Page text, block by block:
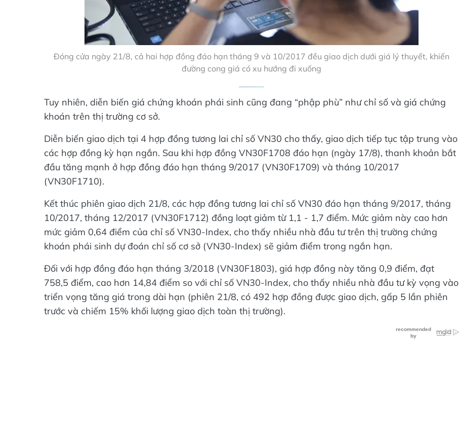
Đóng cửa ngày 21/8, cả hai hợp đồng đáo hạn tháng 9 và 10/2017 đều giao dịch dưới giá lý thuyết, khiến
đường cong giá có xu hướng đi xuống
Tuy nhiên, diễn biến giá chứng khoán phái sinh cũng đang “phập phù” như chỉ số và giá chứng
khoán trên thị trường cơ sở.
Diễn biến giao dịch tại 4 hợp đồng tương lai chỉ số VN30 cho thấy, giao dịch tiếp tục tập trung vào
các hợp đồng kỳ hạn ngắn. Sau khi hợp đồng VN30F1708 đáo hạn (ngày 17/8), thanh khoản bắt
đầu tăng mạnh ở hợp đồng đáo hạn tháng 9/2017 (VN30F1709) và tháng 10/2017
(VN30F1710).
Kết thúc phiên giao dịch 21/8, các hợp đồng tương lai chỉ số VN30 đáo hạn tháng 9/2017, tháng
10/2017, tháng 12/2017 (VN30F1712) đồng loạt giảm từ 1,1 - 1,7 điểm. Mức giảm này cao hơn
mức giảm 0,64 điểm của chỉ số VN30-Index, cho thấy nhiều nhà đầu tư trên thị trường chứng
khoán phái sinh dự đoán chỉ số cơ sở (VN30-Index) sẽ giảm điểm trong ngắn hạn.
Đối với hợp đồng đáo hạn tháng 3/2018 (VN30F1803), giá hợp đồng này tăng 0,9 điểm, đạt
758,5 điểm, cao hơn 14,84 điểm so với chỉ số VN30-Index, cho thấy nhiều nhà đầu tư kỳ vọng vào
triển vọng tăng giá trong dài hạn (phiên 21/8, có 492 hợp đồng được giao dịch, gấp 5 lần phiên
trước và chiếm 15% khối lượng giao dịch toàn thị trường).